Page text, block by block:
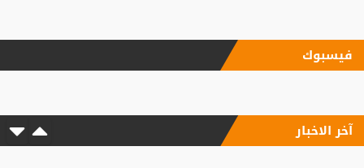
فيسبوك
آخر الاخبار